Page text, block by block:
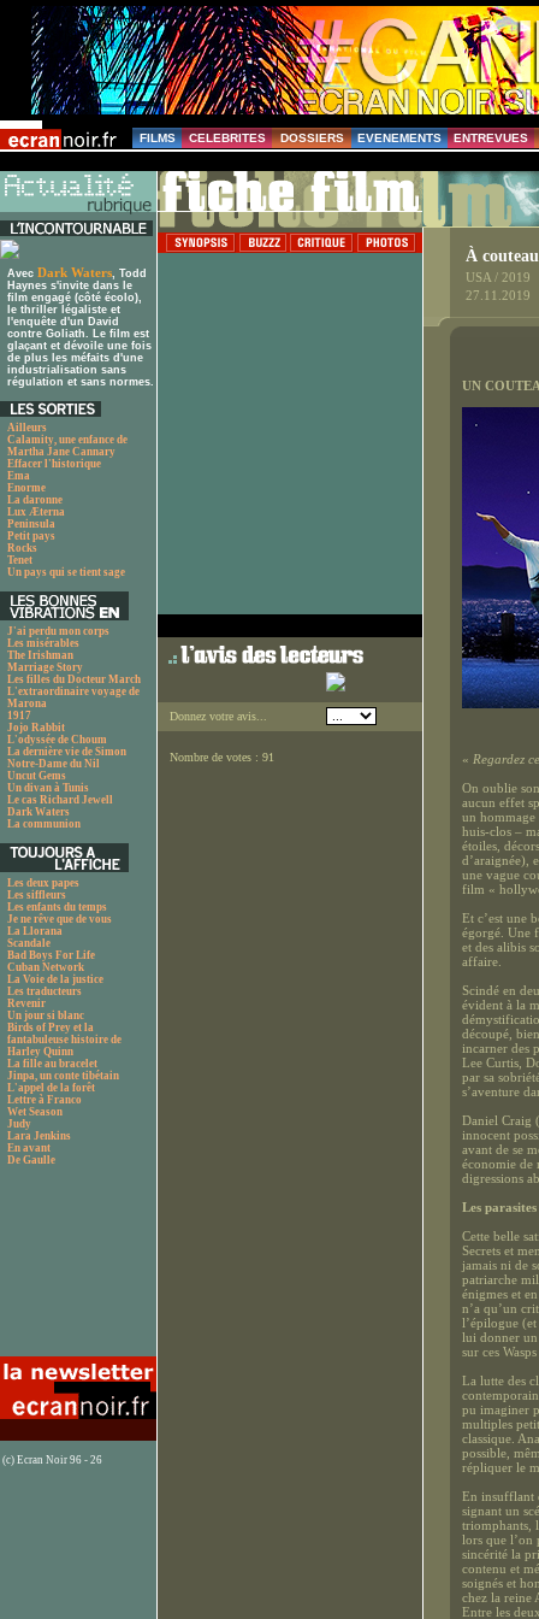
FILMS CELEBRITES DOSSIERS EVENEMENTS ENTREVUES
Avec Dark Waters, Todd
Haynes s'invite dans le
film engagé (côté écolo),
le thriller légaliste et
l'enquête d'un David
contre Goliath. Le film est
glaçant et dévoile une fois
de plus les méfaits d'une
industrialisation sans
régulation et sans normes.
Ailleurs
Calamity, une enfance de
Martha Jane Cannary
Effacer l'historique
Ema
Enorme
La daronne
Lux Æterna
Peninsula
Petit pays
Rocks
Tenet
Un pays qui se tient sage
J'ai perdu mon corps
Les misérables
The Irishman
Marriage Story
Les filles du Docteur March
L'extraordinaire voyage de
Marona
1917
Jojo Rabbit
L'odyssée de Choum
La dernière vie de Simon
Notre-Dame du Nil
Uncut Gems
Un divan à Tunis
Le cas Richard Jewell
Dark Waters
La communion
Les deux papes
Les siffleurs
Les enfants du temps
Je ne rêve que de vous
La Llorana
Scandale
Bad Boys For Life
Cuban Network
La Voie de la justice
Les traducteurs
Revenir
Un jour si blanc
Birds of Prey et la
fantabuleuse histoire de
Harley Quinn
La fille au bracelet
Jinpa, un conte tibétain
L'appel de la forêt
Lettre à Franco
Wet Season
Judy
Lara Jenkins
En avant
De Gaulle
(c) Ecran Noir 96 - 26
Donnez votre avis...
Nombre de votes : 91
À
USA / 2019
27.11.2019
UN
« Regardez
On oublie
aucun effet
un hommage
huis-clos –
étoiles,
d’araignée),
une vague
film «
Et c’est une
égorgé. Une
et des alibis
affaire.
Scindé en
évident à la
découpé,
incarner des
Lee Curtis,
par sa
s’aventure
Daniel Craig
innocent
avant de se
économie de
digressions
Les parasites
Cette belle
Secrets et
jamais ni de
patriarche
énigmes et
n’a qu’un
l’épilogue
lui donner un
sur ces
La lutte des
pu imaginer
multiples
classique.
possible,
répliquer le
En insufflant
signant un
triomphants,
lors que l’on
sincérité la
contenu et
soignés et
chez la reine
Entre les